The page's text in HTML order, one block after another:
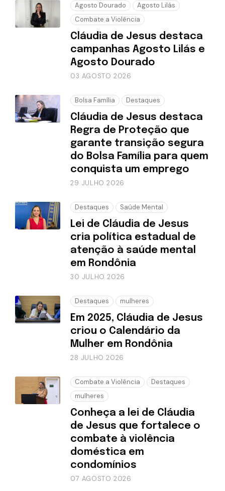
Agosto Dourado
Agosto Lilás
Combate a Violência
Cláudia de Jesus destaca
campanhas Agosto Lilás e
Agosto Dourado
03 AGOSTO 2026
Bolsa Família Destaques
Cláudia de Jesus destaca
Regra de Proteção que
garante transição segura
do Bolsa Família para quem
conquista um emprego
29 JULHO 2026
Destaques Saúde Mental
Lei de Cláudia de Jesus
cria política estadual de
atenção à saúde mental
em Rondônia
30 JULHO 2026
Destaques mulheres
Em 2025, Cláudia de Jesus
criou o Calendário da
Mulher em Rondônia
28 JULHO 2026
Combate a Violência
Destaques
mulheres
Conheça a lei de Cláudia
de Jesus que fortalece o
combate à violência
doméstica em
condomínios
07 AGOSTO 2026